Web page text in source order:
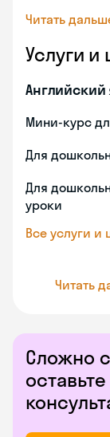
Читать
Услуги и
Английский
Мини-курс
Для
Для
уроки
Все услуги и
Читать
Сложно